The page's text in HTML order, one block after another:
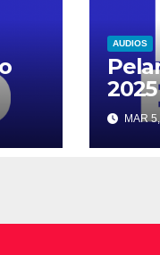
AUDIOS
2025
MAR